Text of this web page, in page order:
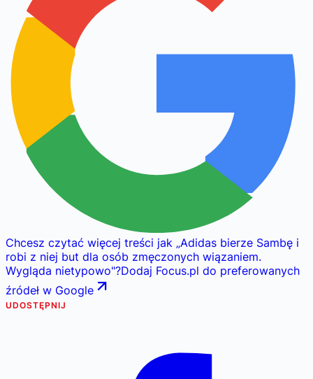
Chcesz czytać więcej treści jak „Adidas bierze Sambę i
robi z niej but dla osób zmęczonych wiązaniem.
Wygląda nietypowo"?Dodaj Focus.pl do preferowanych
źródeł w Google
UDOSTĘPNIJ